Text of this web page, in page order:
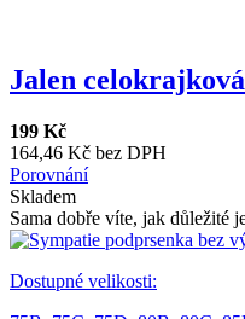
Jalen
199 Kč
164,46 Kč bez DPH
Porovnání
Skladem
Sama dobře víte, jak důležité
Dostupné velikosti: